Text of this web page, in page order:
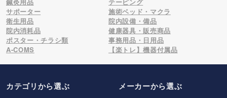
サポーター
施術ベッド・マクラ
衛生用品
院内設備・備品
院内消耗品
健康器具・販売商品
ポスター・チラシ類
事務用品・日用品
A-COMS
【楽トレ】機器付属品
カテゴリから選ぶ メーカーから選ぶ